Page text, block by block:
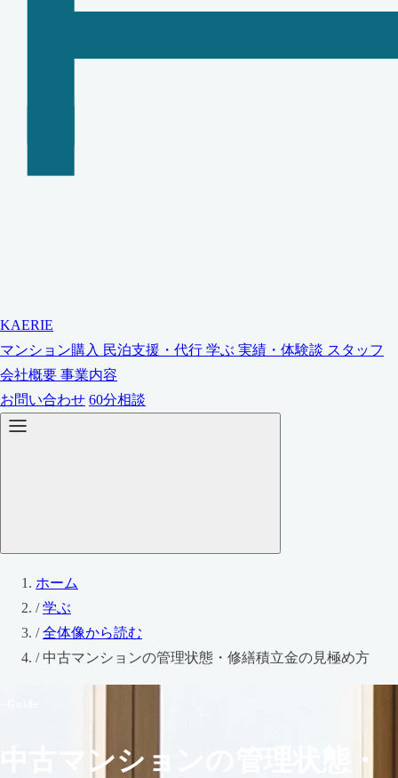
KAERIE
マンション購入 民泊支援・代行 学ぶ 実績・体験談 スタッフ
会社概要 事業内容
お問い合わせ 60分相談
ホーム
/ 学ぶ
/ 全体像から読む
/ 中古マンションの管理状態・修繕積立金の見極め方
中古マンションの管理状態・